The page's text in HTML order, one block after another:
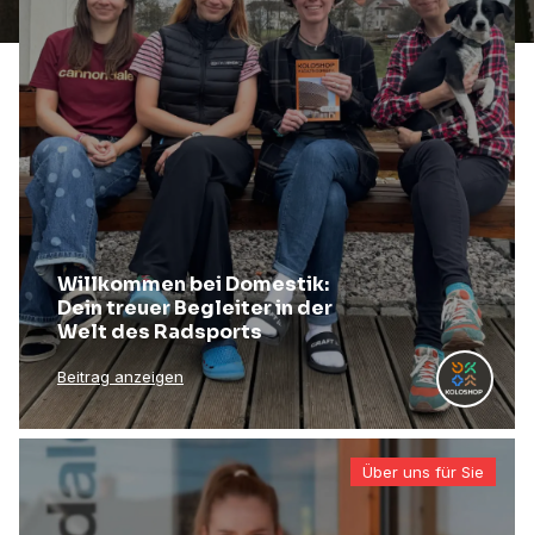
Willkommen bei Domestik:
Dein treuer Begleiter in der
Welt des Radsports
Beitrag anzeigen
Über uns für Sie